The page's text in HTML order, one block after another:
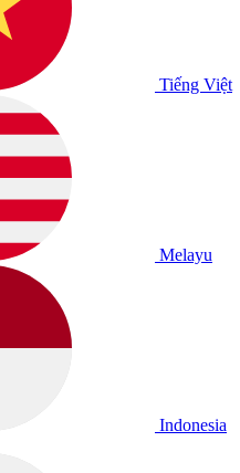
Tiếng Việt
Melayu
Indonesia